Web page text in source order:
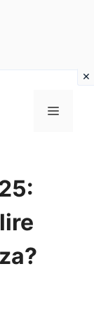
MENU